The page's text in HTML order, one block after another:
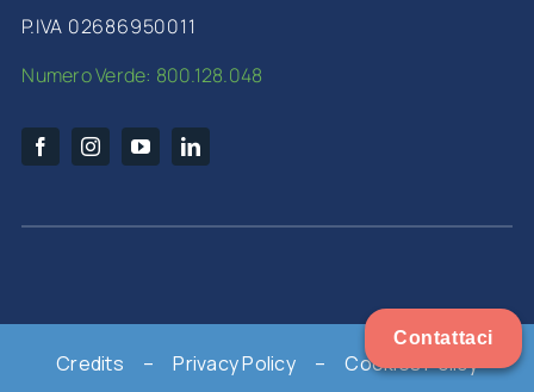
P.IVA 02686950011
Numero Verde: 800.128.048
Credits –Privacy Policy –Cookies Policy
Contattaci